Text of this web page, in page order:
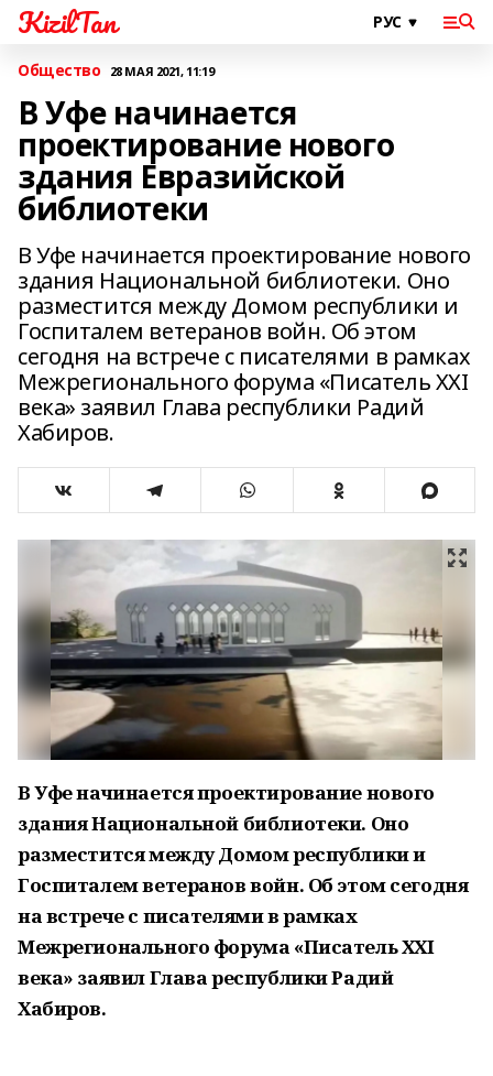
KizilTan
Общество 28 МАЯ 2021, 11:19
В Уфе начинается
проектирование нового
здания Евразийской
библиотеки
В Уфе начинается проектирование нового
здания Национальной библиотеки. Оно
разместится между Домом республики и
Госпиталем ветеранов войн. Об этом
сегодня на встрече с писателями в рамках
Межрегионального форума «Писатель ХХI
века» заявил Глава республики Радий
Хабиров.
В Уфе начинается проектирование нового
здания Национальной библиотеки. Оно
разместится между Домом республики и
Госпиталем ветеранов войн. Об этом сегодня
на встрече с писателями в рамках
Межрегионального форума «Писатель ХХI
века» заявил Глава республики Радий
Хабиров.